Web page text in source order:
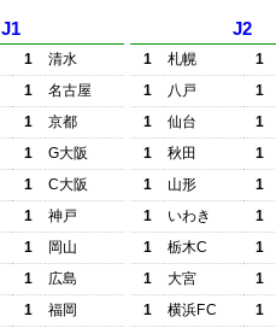
J1
1
清水
1
名古屋
1
京都
1
G大阪
1
C大阪
1
神戸
1
岡山
1
広島
1
福岡
J2
1 札幌
1
1
八戸
1
1
仙台
1
1
秋田
1
1
山形
1
1
いわき
1
1
栃木C
1
1
大宮
1
1
横浜FC
1